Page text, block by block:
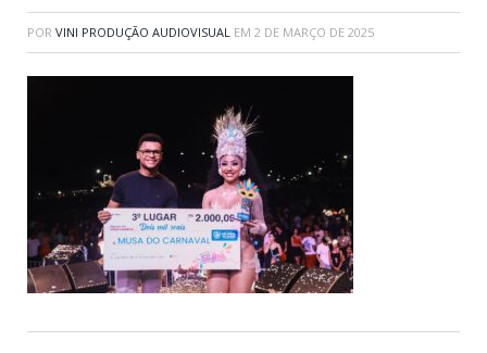
POR VINI PRODUÇÃO AUDIOVISUAL EM 2 DE MARÇO DE 2025